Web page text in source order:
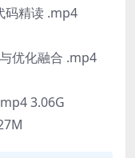
码精读 .mp4
优化融合 .mp4
3.06G